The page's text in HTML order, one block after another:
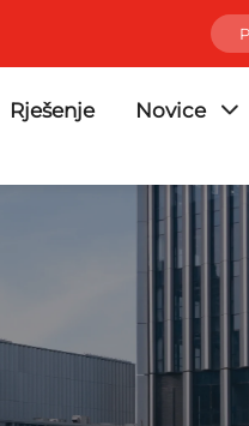
Rješenje
Novice